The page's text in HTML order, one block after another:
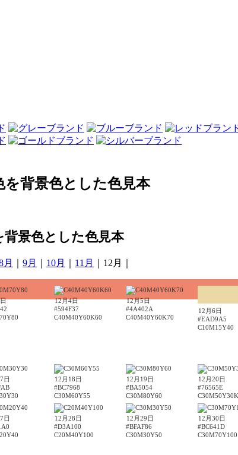
を背景色とした色見本
背景色とした色見本
月 9月 10月 11月 ｜12月｜
12月4日
#594F37
C40M40Y60K60
12月5日
#4A402A
C40M40Y60K70
12月6日
#EAD9A5
C10M15Y40
日
12月18日
#BC7968
C30M60Y55
12月19日
#BA5054
C30M80Y60
12月20日
#76565E
日
12月28日
#D3A100
C20M40Y100
12月29日
#BFAF86
C30M30Y50
12月30日
#BC641D
C30M70Y100